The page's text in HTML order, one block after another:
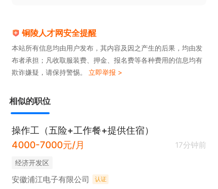
铜陵人才网安全提醒
本站所有信息均由用户发布，其内容及因之产生的后果，均由发
布者承担；凡收取服装费、押金、报名费等各种费用的信息均有
欺诈嫌疑，请保持警惕。 立即举报 >
相似的职位
操作工（五险+工作餐+提供住宿）
4000-7000元/月
17分钟前
经济开发区
安徽浦江电子有限公司 认证